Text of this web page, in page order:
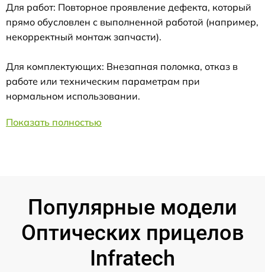
Для работ: Повторное проявление дефекта, который
прямо обусловлен с выполненной работой (например,
некорректный монтаж запчасти).
Для комплектующих: Внезапная поломка, отказ в
работе или техническим параметрам при
нормальном использовании.
Показать полностью
Популярные модели
Оптических прицелов
Infratech